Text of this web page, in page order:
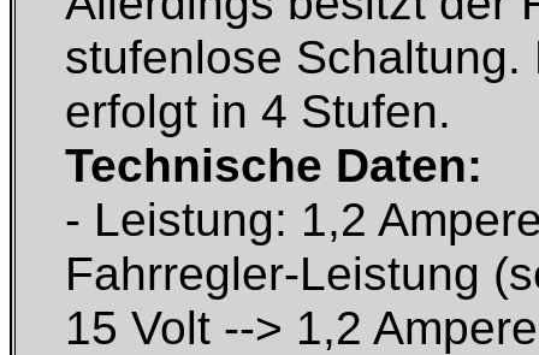
stufenlose
erfolgt in 4 Stufen.
Technische Daten:
- Leistung: 1,2
Fahrregler-Leistung
15 Volt --> 1,2